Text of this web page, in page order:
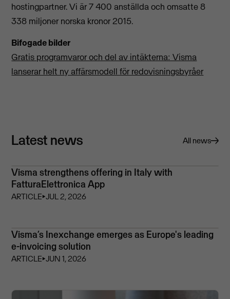
hostingpartner. Vi är 7 400 anställda och omsatte 8
338 miljoner norska kronor 2015.
Bifogade bilder
Gratis programvaror och del av intäkterna: Visma
lanserar helt ny affärsmodell för redovisningsbyråer
Latest news All news
Visma strengthens offering in Italy with
FatturaElettronica App
ARTICLE⏵JUL 2, 2026
Visma’s Inexchange emerges as Europe's leading
e-invoicing solution
ARTICLE⏵JUN 1, 2026